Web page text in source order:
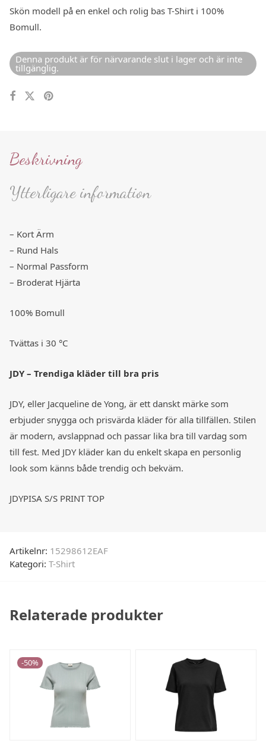
Skön modell på en enkel och rolig bas T-Shirt i 100%
Bomull.
Denna produkt är för närvarande slut i lager och är inte
tillgänglig.
Beskrivning
Ytterligare information
– Kort Ärm
– Rund Hals
– Normal Passform
– Broderat Hjärta
100% Bomull
Tvättas i 30 °C
JDY – Trendiga kläder till bra pris
JDY, eller Jacqueline de Yong, är ett danskt märke som
erbjuder snygga och prisvärda kläder för alla tillfällen. Stilen
är modern, avslappnad och passar lika bra till vardag som
till fest. Med JDY kläder kan du enkelt skapa en personlig
look som känns både trendig och bekväm.
JDYPISA S/S PRINT TOP
Artikelnr: 15298612EAF
Kategori: T-Shirt
Relaterade produkter
-50%